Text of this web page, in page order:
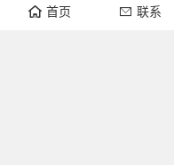
首页 联系